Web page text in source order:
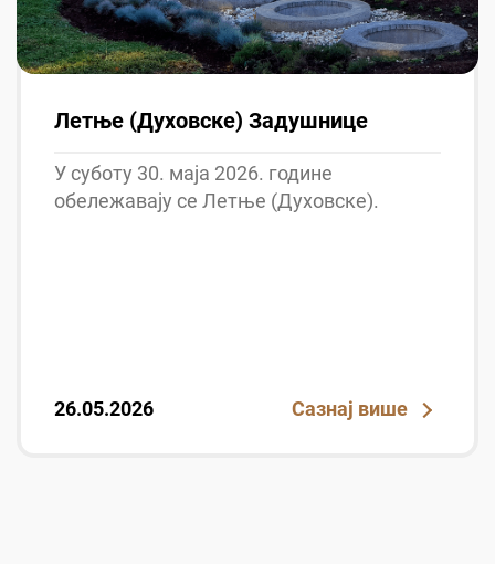
Летње (Духовске) Задушнице
У суботу 30. маја 2026. године
обележавају се Летње (Духовске).
26.05.2026 Сазнај више